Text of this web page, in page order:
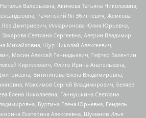
Валерьевна, Акимова Татьяна Николаевна,
Рачинский Ян Збигневич, Жемкова
Лев Дмитриевич, Илларионова Юлия Юрьевна,
Светлана Сергеевна, Аверин Владимир
Михайловна, Щур Николай Алексеевич,
Мосин Алексей Геннадьевич, Гефтер Валентин
Кириллович, Флиге Ирина Анатольевна,
Вититинова Елена Владимировна,
Максимов Сергей Владимирович, Беляев
Елена Николаевна, Ганнушкина Светлана
Буртина Елена Юрьевна, Гендель
Екатерина Алексеевна, Шуманов Илья